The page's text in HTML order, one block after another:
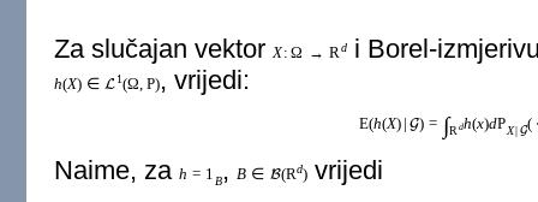
Za slučajan vektorX: Ω → Rdi Borel-
h(X) ∈ L1(Ω, P), vrijedi:
E(h(X) | G) = ∫R dh(x)dPX| G(
Naime, za h = 1 B, B ∈ B(Rd) vrijedi